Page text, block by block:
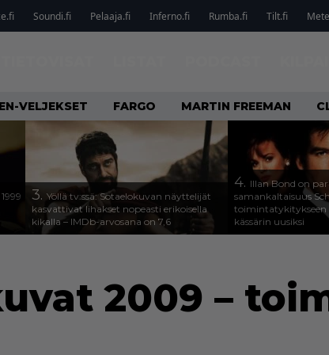
Soundi.fi Pelaaja.fi Inferno.fi Rumba.fi Tilt.fi
VELJEKSET FARGO MARTIN FREEMAN
3. Yöllä tv:ssä: Sotaelokuvan näyttelijät
kasvattivat lihakset nopeasti erikoisella
kikalla – IMDb-arvosana on 7,6
4. Illan Bond on
samankaltaisuus
toimintatykitykseen
kässärin uusiksi
2009 –